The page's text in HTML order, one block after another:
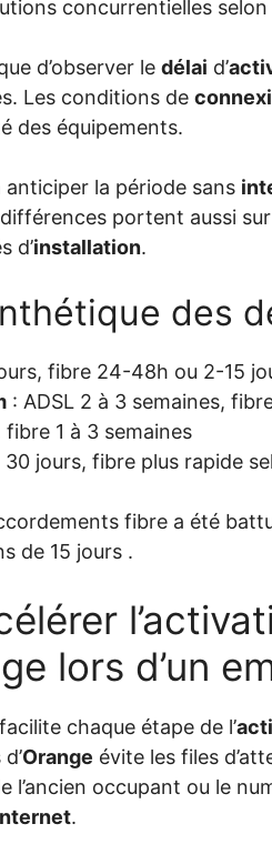
concurrentielles
d’observer le délai d’
Les conditions de
des équipements.
la période sans
portent aussi
d’installation.
des
fibre 24-48h ou 2-15
: ADSL 2 à 3 semaines,
fibre 1 à 3 semaines
30 jours, fibre plus rapide
fibre a été
de 15 jours .
lors d’un
facilite chaque étape de l’
Orange évite les files
l’ancien occupant ou le
.